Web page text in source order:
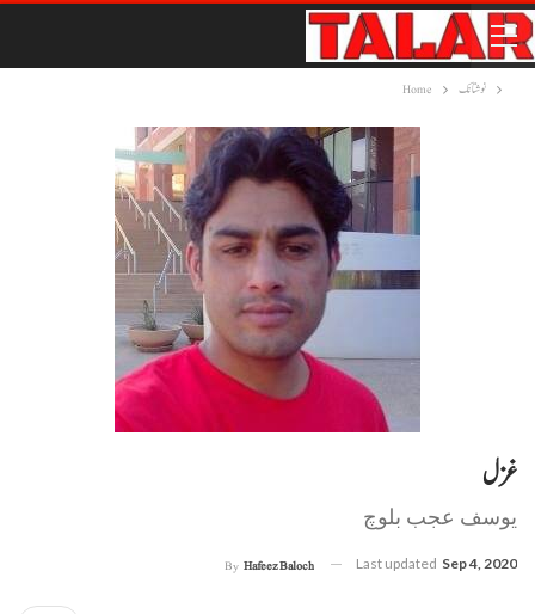
Home نوشتانک
غزل
یوسف عجب بلوچ
By Hafeez Baloch Last updated Sep 4, 2020